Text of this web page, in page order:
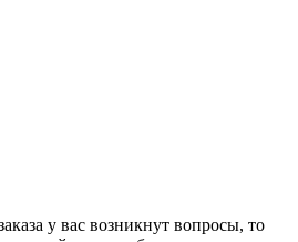
у вас возникнут вопросы, то